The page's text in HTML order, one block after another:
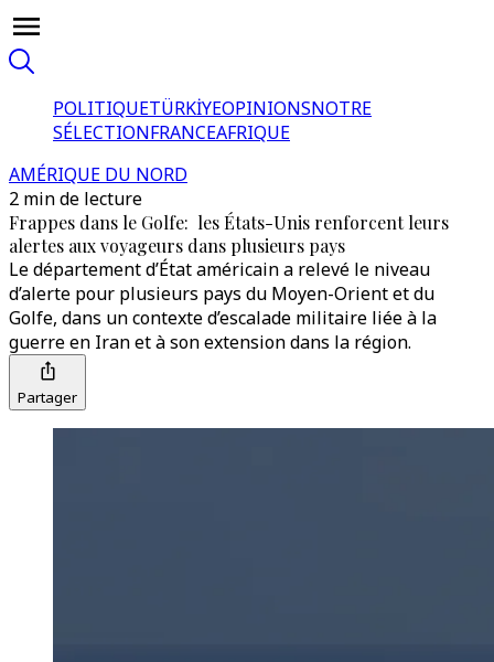
POLITIQUETÜRKİYEOPINIONSNOTRE
SÉLECTIONFRANCEAFRIQUE
AMÉRIQUE DU NORD
2 min de lecture
Frappes dans le Golfe: les États-Unis renforcent leurs
alertes aux voyageurs dans plusieurs pays
Le département d’État américain a relevé le niveau
d’alerte pour plusieurs pays du Moyen-Orient et du
Golfe, dans un contexte d’escalade militaire liée à la
guerre en Iran et à son extension dans la région.
Partager